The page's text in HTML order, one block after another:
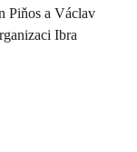
Piňos a Václav
Ibra